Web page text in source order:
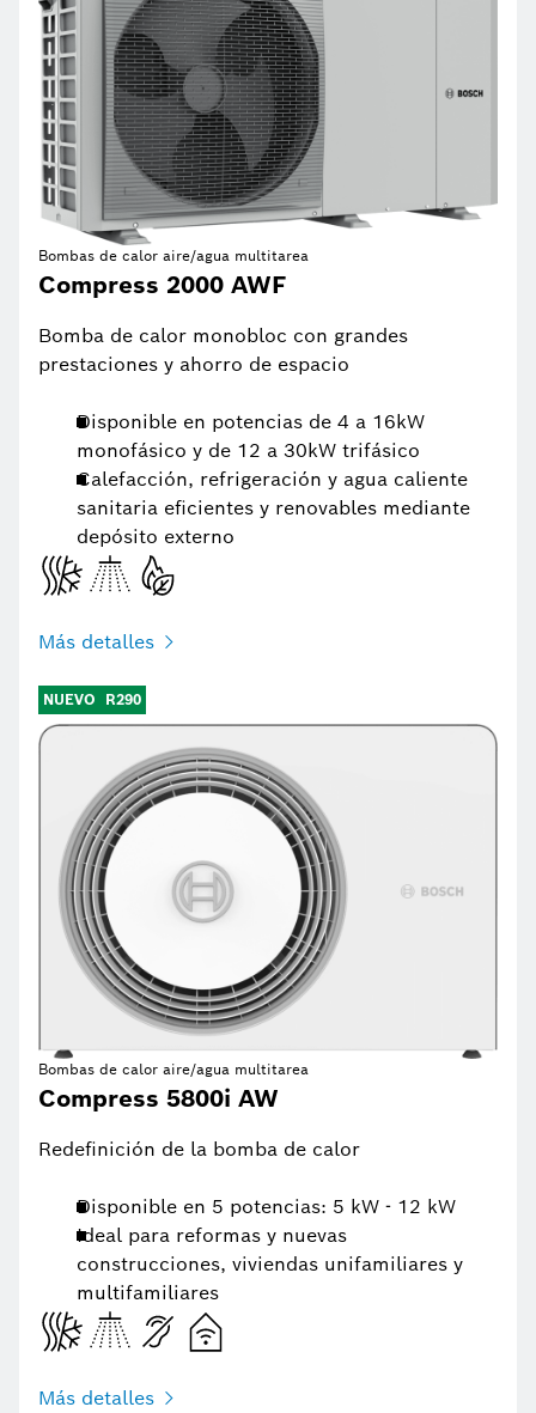
Bombas de calor aire/agua multitarea
Compress 2000 AWF
Bomba de calor monobloc con grandes
prestaciones y ahorro de espacio
Disponible en potencias de 4 a 16kW
monofásico y de 12 a 30kW trifásico
Calefacción, refrigeración y agua caliente
sanitaria eficientes y renovables mediante
depósito externo
Más detalles
NUEVO R290
Bombas de calor aire/agua multitarea
Compress 5800i AW
Redefinición de la bomba de calor
Disponible en 5 potencias: 5 kW - 12 kW
Ideal para reformas y nuevas
construcciones, viviendas unifamiliares y
multifamiliares
Más detalles